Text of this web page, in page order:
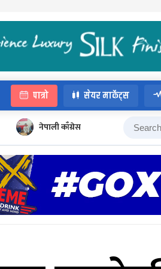
पात्रो सेयर मार्केट्स
नेपाली काँग्रेस